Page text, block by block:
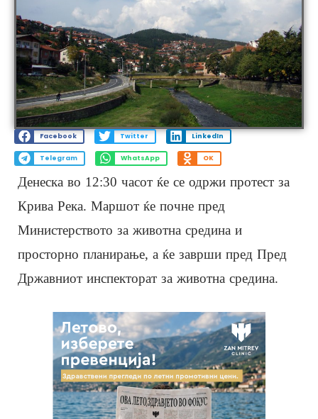
Facebook Twitter LinkedIn
Telegram WhatsApp OK
Денеска во 12:30 часот ќе се одржи протест за
Крива Река. Маршот ќе почне пред
Министерството за животна средина и
просторно планирање, а ќе заврши пред Пред
Државниот инспекторат за животна средина.